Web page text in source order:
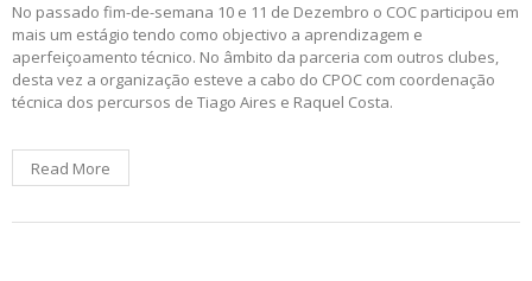
No passado fim-de-semana 10 e 11 de Dezembro o COC participou em
mais um estágio tendo como objectivo a aprendizagem e
aperfeiçoamento técnico. No âmbito da parceria com outros clubes,
desta vez a organização esteve a cabo do CPOC com coordenação
técnica dos percursos de Tiago Aires e Raquel Costa.
Read More